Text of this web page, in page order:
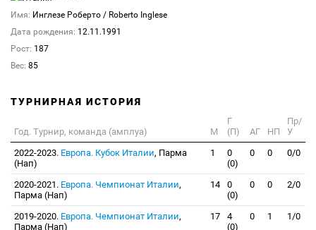
Имя: Инглезе Роберто / Roberto Inglese
Дата рождения: 12.11.1991
Рост: 187
Вес: 85
ТУРНИРНАЯ ИСТОРИЯ
Год. Турнир, команда (амплуа) М
Г
(П)
АГ НП
Пр/
У
2022-2023. Европа. Кубок Италии, Парма
(Нап)
1
0
(0)
0 0 0/0
2020-2021. Европа. Чемпионат Италии,
Парма (Нап)
14
0
(0)
0 0 2/0
2019-2020. Европа. Чемпионат Италии,
Парма (Нап)
17
4
(0)
0 1 1/0